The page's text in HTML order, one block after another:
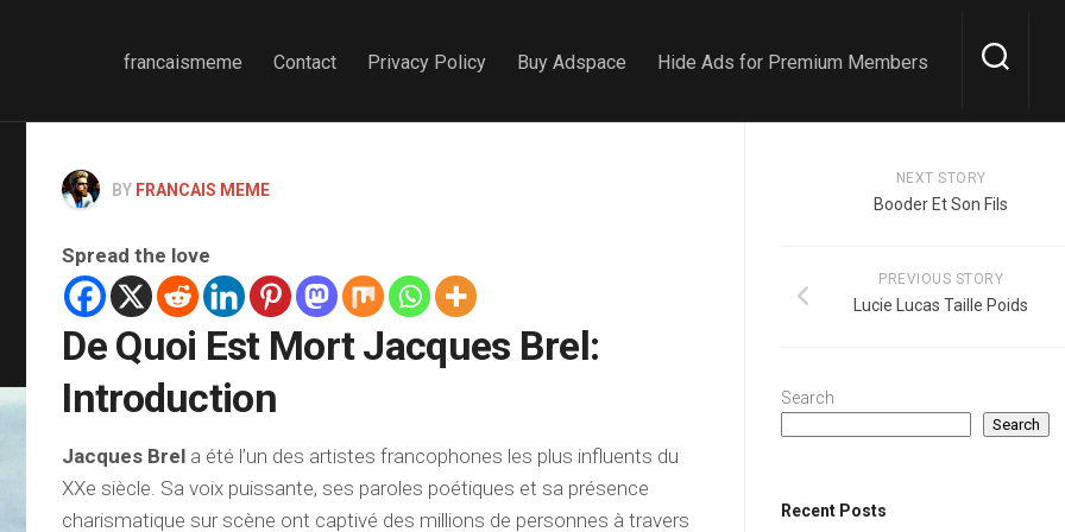
francaismeme Contact Privacy Policy Buy Adspace Hide Ads for Premium Members
BY FRANCAIS MEME
Spread the love
De Quoi Est Mort Jacques Brel:
Introduction
Jacques Brel a été l’un des artistes francophones les plus influents du
XXe siècle. Sa voix puissante, ses paroles poétiques et sa présence
charismatique sur scène ont captivé des millions de personnes à travers
NEXT STORY
Booder Et Son Fils
PREVIOUS STORY
Lucie Lucas Taille Poids
Search
Search
Recent Posts